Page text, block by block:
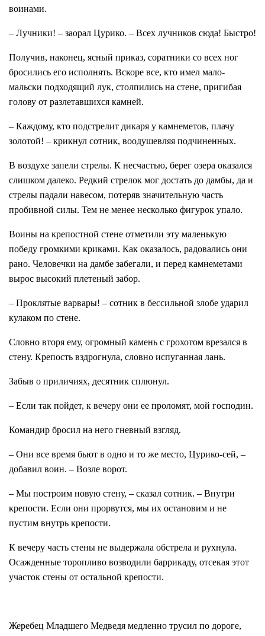
воинами.
– Лучники! – заорал Цурико. – Всех лучников сюда! Быстро!
Получив, наконец, ясный приказ, соратники со всех ног
бросились его исполнять. Вскоре все, кто имел мало-
мальски подходящий лук, столпились на стене, пригибая
голову от разлетавшихся камней.
– Каждому, кто подстрелит дикаря у камнеметов, плачу
золотой! – крикнул сотник, воодушевляя подчиненных.
В воздухе запели стрелы. К несчастью, берег озера оказался
слишком далеко. Редкий стрелок мог достать до дамбы, да и
стрелы падали навесом, потеряв значительную часть
пробивной силы. Тем не менее несколько фигурок упало.
Воины на крепостной стене отметили эту маленькую
победу громкими криками. Как оказалось, радовались они
рано. Человечки на дамбе забегали, и перед камнеметами
вырос высокий плетеный забор.
– Проклятые варвары! – сотник в бессильной злобе ударил
кулаком по стене.
Словно вторя ему, огромный камень с грохотом врезался в
стену. Крепость вздрогнула, словно испуганная лань.
Забыв о приличиях, десятник сплюнул.
– Если так пойдет, к вечеру они ее проломят, мой господин.
Командир бросил на него гневный взгляд.
– Они все время бьют в одно и то же место, Цурико-сей, –
добавил воин. – Возле ворот.
– Мы построим новую стену, – сказал сотник. – Внутри
крепости. Если они прорвутся, мы их остановим и не
пустим внутрь крепости.
К вечеру часть стены не выдержала обстрела и рухнула.
Осажденные торопливо возводили баррикаду, отсекая этот
участок стены от остальной крепости.
Жеребец Младшего Медведя медленно трусил по дороге,